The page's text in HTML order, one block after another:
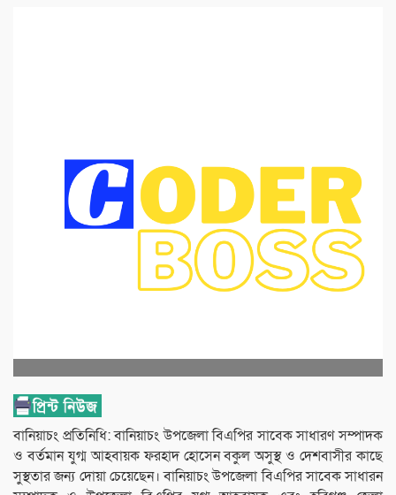
বা‌নিয়াচং প্রতিনিধি: বা‌নিয়াচং উপজেলা বিএপির সা‌বেক সাধারণ সম্পাদক
ও বর্তমান যুগ্ম আহবায়ক ফরহাদ হোসেন বকুল অসুস্থ ও দেশবাসীর কাছে
সুস্থতার জন্য দোয়া চে‌য়ে‌ছেন। বানিয়াচং উপজেলা বিএপির সাবেক সাধারন